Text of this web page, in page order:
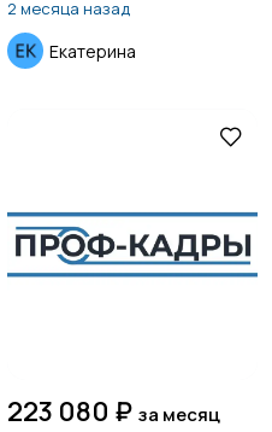
Строительство и
Управление
недвижимостью
2 месяца назад
Екатерина
223 080 ₽ за месяц